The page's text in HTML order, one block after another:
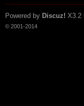
Powered by Discuz! X3.2
© 2001-2014